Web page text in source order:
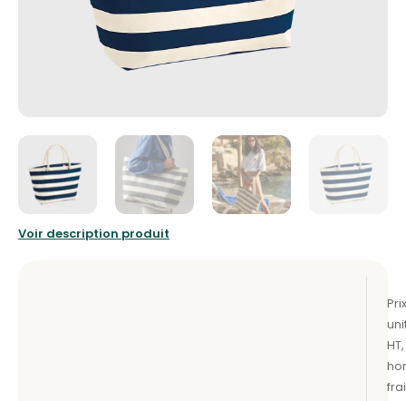
Voir description produit